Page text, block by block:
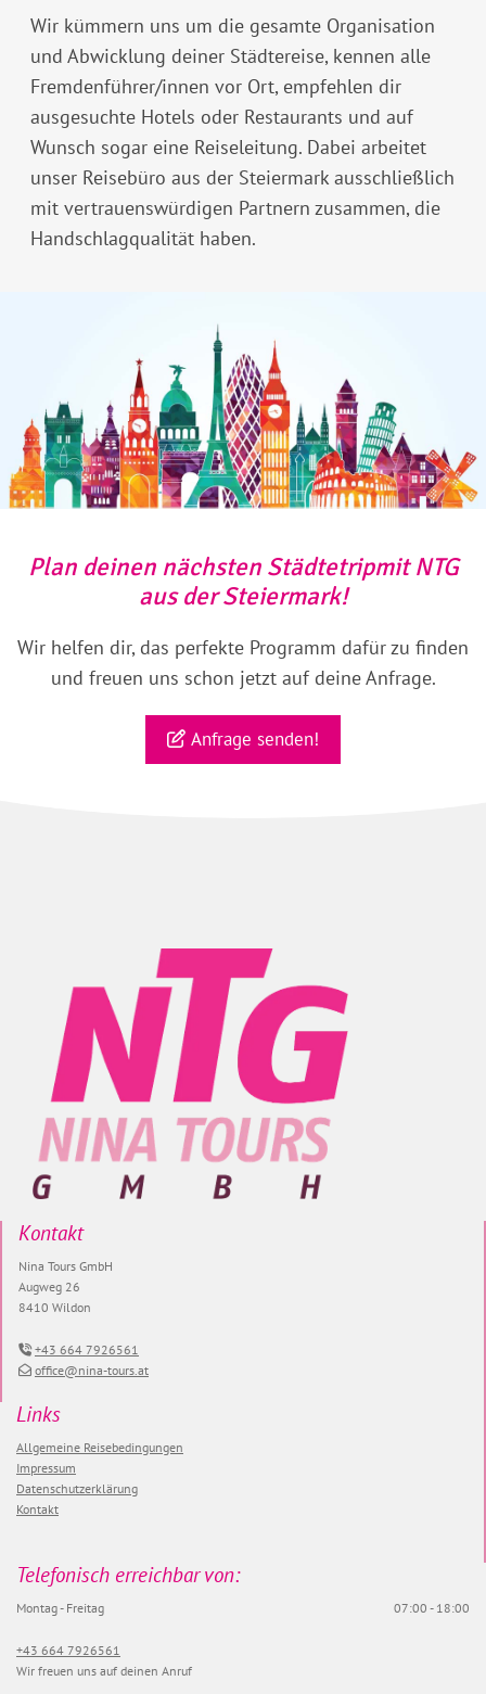
Wir kümmern uns um die gesamte Organisation
und Abwicklung deiner Städtereise, kennen alle
Fremdenführer/innen vor Ort, empfehlen dir
ausgesuchte Hotels oder Restaurants und auf
Wunsch sogar eine Reiseleitung. Dabei arbeitet
unser Reisebüro aus der Steiermark ausschließlich
mit vertrauenswürdigen Partnern zusammen, die
Handschlagqualität haben.
Plan deinen nächsten Städtetripmit NTG
aus der Steiermark!
Wir helfen dir, das perfekte Programm dafür zu finden
und freuen uns schon jetzt auf deine Anfrage.
Anfrage senden!
Kontakt
Nina Tours GmbH
Augweg 26
8410 Wildon
 +43 664 7926561
 office@nina-tours.at
Links
Allgemeine Reisebedingungen
Impressum
Datenschutzerklärung
Kontakt
Telefonisch erreichbar von:
Montag - Freitag 07:00 - 18:00
+43 664 7926561
Wir freuen uns auf deinen Anruf